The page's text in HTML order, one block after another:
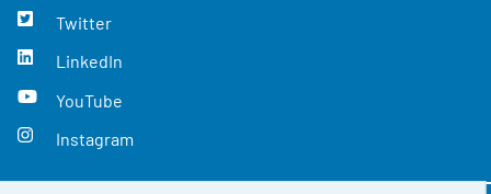
Twitter
LinkedIn
YouTube
Instagram